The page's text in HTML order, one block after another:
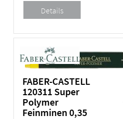
FABER-CASTELL
120311 Super
Polymer
Feinminen 0,35